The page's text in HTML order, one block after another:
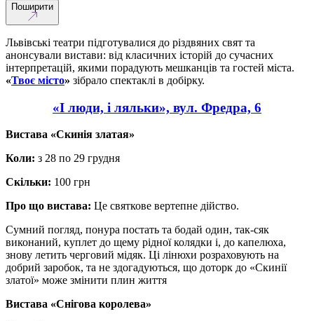
Поширити
Львівські театри підготувалися до різдвяних свят та
анонсували вистави: від класичних історій до сучасних
інтерпретацій, якими порадують мешканців та гостей міста.
«Твоє місто» зібрало спектаклі в добірку.
«І люди, і ляльки», вул. Фредра, 6
Вистава «Скинія златая»
Коли: з 28 по 29 грудня
Скільки: 100 грн
Про що вистава: Це святкове вертепне дійство.
Сумний погляд, понура постать та бодай один, так-сяк
виконаний, куплет до щему рідної колядки і, до капелюха,
знову летить черговий мідяк. Ці лінюхи розраховують на
добрий заробок, та не здогадуються, що доторк до «Скинії
златої» може змінити плин життя
Вистава «Снігова королева»